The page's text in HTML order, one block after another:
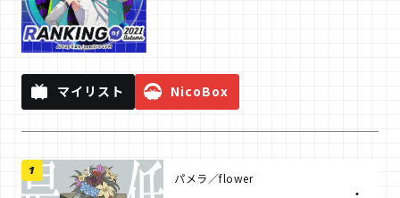
演奏してみた
MMD&3DCG
マイリスト NicoBox
1 パメラ／flower